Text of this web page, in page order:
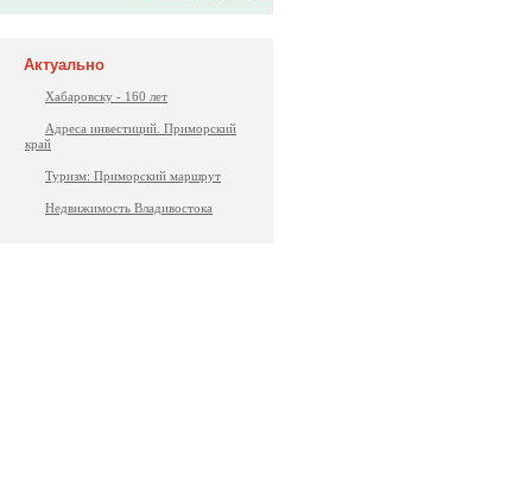
Актуально
Хабаровску - 160 лет
Адреса инвестиций. Приморский
край
Туризм: Приморский маршрут
Недвижимость Владивостока